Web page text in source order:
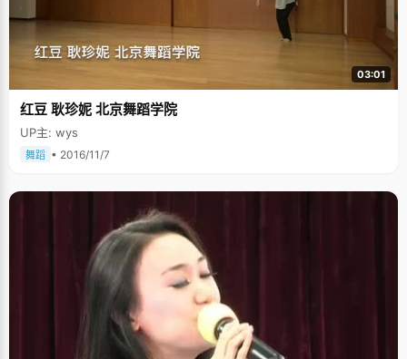
03:01
红豆 耿珍妮 北京舞蹈学院
UP主: wys
舞蹈 • 2016/11/7